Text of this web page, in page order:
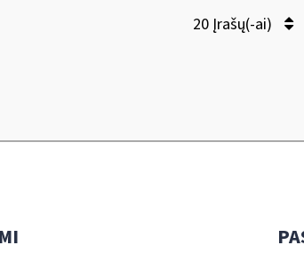
20 Įrašų(-ai)